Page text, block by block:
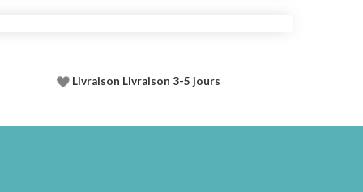
Livraison Livraison 3-5 jours